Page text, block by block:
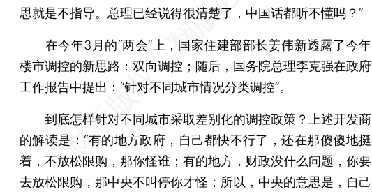
思就是不指导。总理已经说得很清楚了，中国话都听不懂吗？”
在今年3月的“两会”上，国家住建部部长姜伟新透露了今年
楼市调控的新思路：双向调控；随后，国务院总理李克强在政府
工作报告中提出：“针对不同城市情况分类调控”。
到底怎样针对不同城市采取差别化的调控政策？上述开发商
的解读是：“有的地方政府，自己都快不行了，还在那傻傻地挺
着，不放松限购，那你怪谁；有的地方，财政没什么问题，你要
去放松限购，那中央不叫停你才怪；所以，中央的意思是，自己